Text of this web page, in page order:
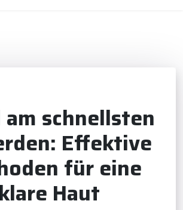
am schnellsten
Effektive
für eine
klare Haut